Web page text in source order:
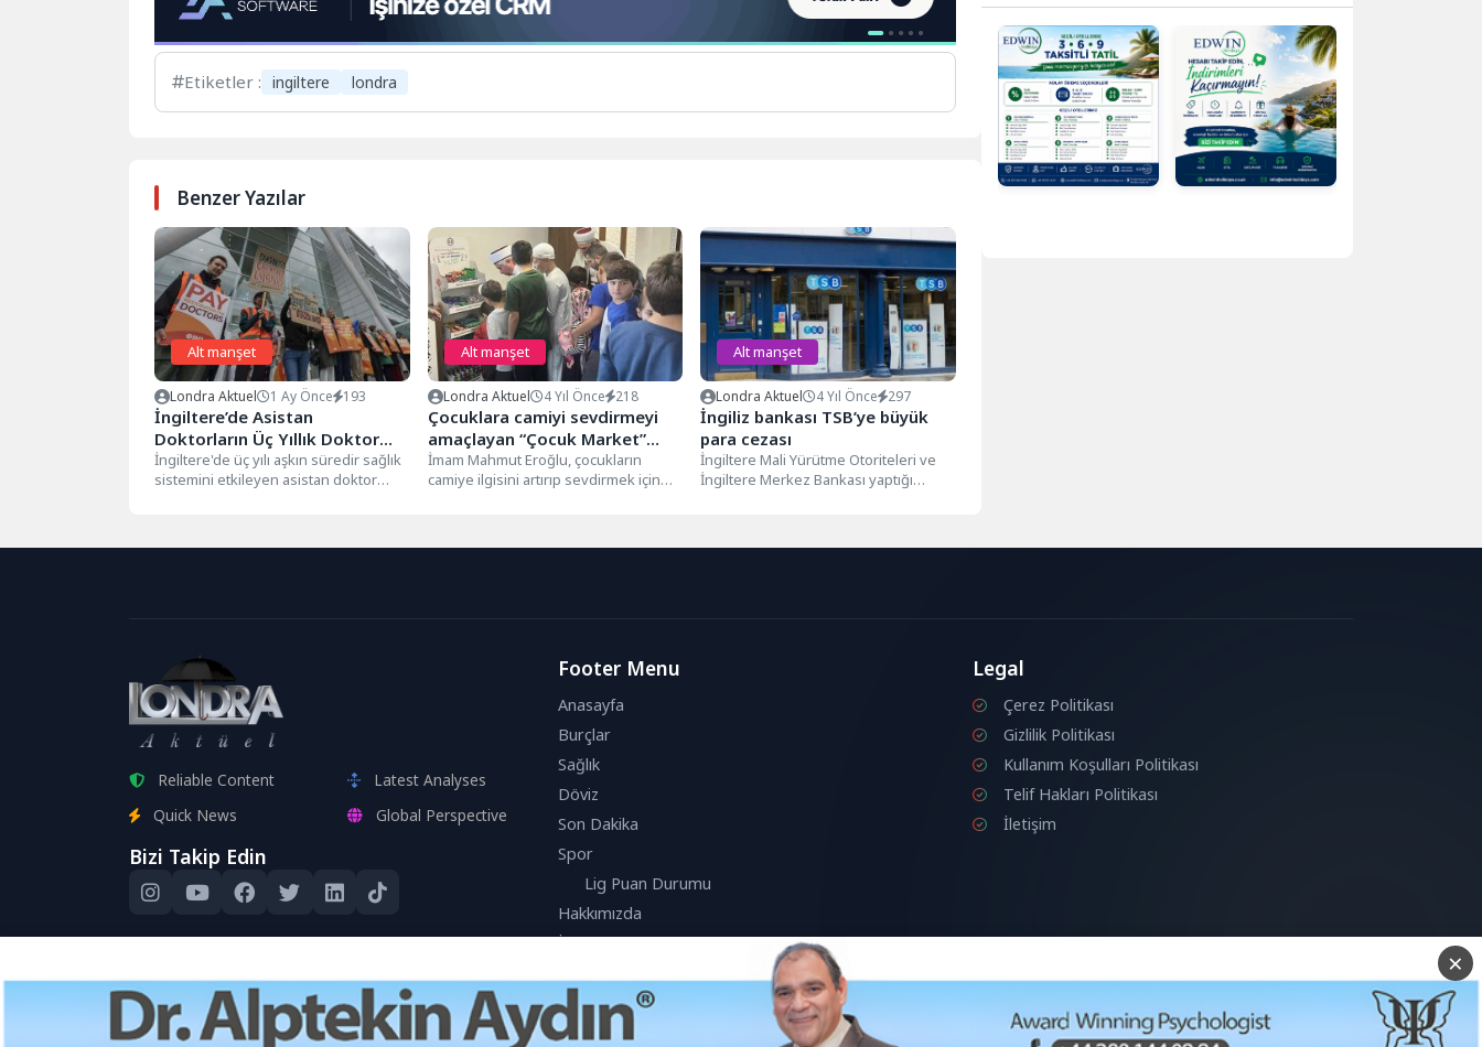
Etiketler : ingiltere londra
Benzer Yazılar
Alt manşet
Londra Aktuel 1 Ay Önce 193
İngiltere’de Asistan
Doktorların Üç Yıllık Doktor
Grevi Sona Erdi
İngiltere'de üç yılı aşkın süredir sağlık
sistemini etkileyen asistan doktor
Alt manşet
Londra Aktuel 4 Yıl Önce 218
Çocuklara camiyi sevdirmeyi
amaçlayan “Çocuk Market”
projesi İngiltere’ye taşındı
İmam Mahmut Eroğlu, çocukların
camiye ilgisini artırıp sevdirmek için
Alt manşet
Londra Aktuel 4 Yıl Önce 297
İngiliz bankası TSB’ye büyük
para cezası
İngiltere Mali Yürütme Otoriteleri ve
İngiltere Merkez Bankası yaptığı
Reliable Content
Latest Analyses
Quick News
Global Perspective
Bizi Takip Edin
Footer Menu
Anasayfa
Burçlar
Sağlık
Döviz
Son Dakika
Spor
Lig Puan Durumu
Hakkımızda
İletişim
Legal
Çerez Politikası
Gizlilik Politikası
Kullanım Koşulları Politikası
Telif Hakları Politikası
İletişim